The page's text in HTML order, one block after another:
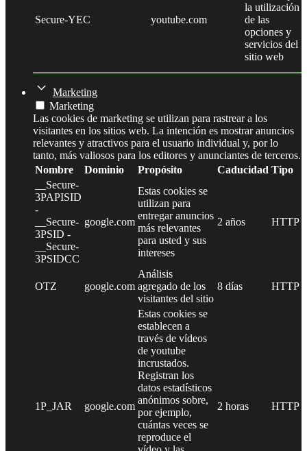
Secure-YEC youtube.com
la utilización
de las
opciones y
servicios del
sitio web
Marketing
Marketing
Las cookies de marketing se utilizan para rastrear a los
visitantes en los sitios web. La intención es mostrar anuncios
relevantes y atractivos para el usuario individual y, por lo
tanto, más valiosos para los editores y anunciantes de terceros.
Nombre
Dominio Propósito Caducidad Tipo
__Secure-
3PAPISID
-
__Secure-
3PSID -
__Secure-
3PSIDCC
google.com
Estas cookies se
utilizan para
entregar anuncios
más relevantes
para usted y sus
intereses
2 años HTTP
OTZ google.com
Análisis
agregado de los
visitantes del sitio
8 días HTTP
1P_JAR google.com
Estas cookies se
establecen a
través de vídeos
de youtube
incrustados.
Registran los
datos estadísticos
anónimos sobre,
por ejemplo,
cuántas veces se
reproduce el
2 horas HTTP